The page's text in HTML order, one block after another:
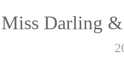
Miss Darling